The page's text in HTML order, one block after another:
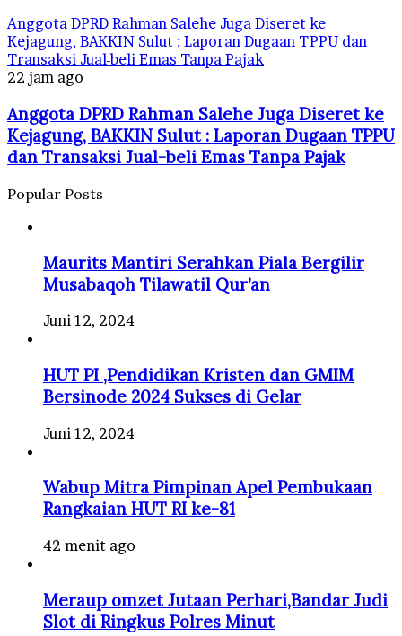
Anggota DPRD Rahman Salehe Juga Diseret ke
Kejagung, BAKKIN Sulut : Laporan Dugaan TPPU dan
Transaksi Jual-beli Emas Tanpa Pajak
22 jam ago
Anggota DPRD Rahman Salehe Juga Diseret ke
Kejagung, BAKKIN Sulut : Laporan Dugaan TPPU
dan Transaksi Jual-beli Emas Tanpa Pajak
Popular Posts
Maurits Mantiri Serahkan Piala Bergilir
Musabaqoh Tilawatil Qur’an
Juni 12, 2024
HUT PI ,Pendidikan Kristen dan GMIM
Bersinode 2024 Sukses di Gelar
Juni 12, 2024
Wabup Mitra Pimpinan Apel Pembukaan
Rangkaian HUT RI ke-81
42 menit ago
Meraup omzet Jutaan Perhari,Bandar Judi
Slot di Ringkus Polres Minut